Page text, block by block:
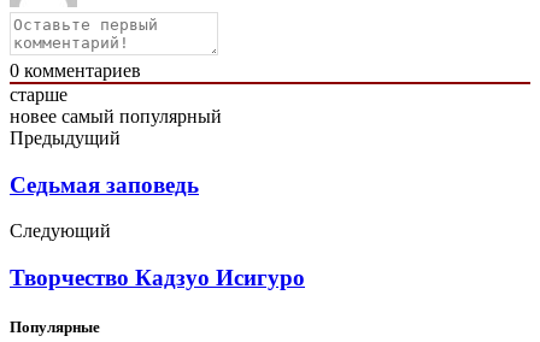
0 комментариев
старше
новее самый популярный
Предыдущий
Седьмая заповедь
Следующий
Творчество Кадзуо Исигуро
Популярные